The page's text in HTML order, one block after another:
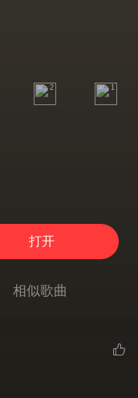
2 1
打开
相似歌曲